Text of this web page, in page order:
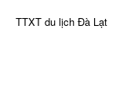
TTXT du lịch Đà Lạt